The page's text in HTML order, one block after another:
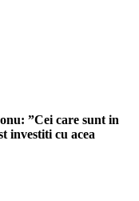
”Cei care sunt in
investiti cu acea